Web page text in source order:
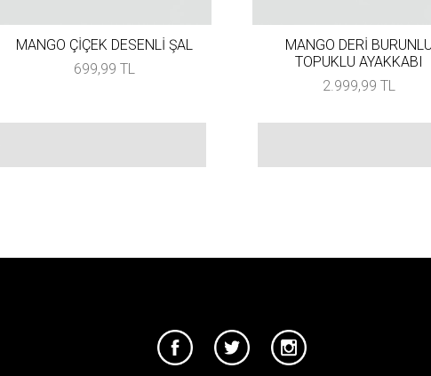
MANGO ÇİÇEK DESENLİ ŞAL
699,99 TL
MANGO DERİ
TOPUKLU AYAKKABI
2.999,99 TL